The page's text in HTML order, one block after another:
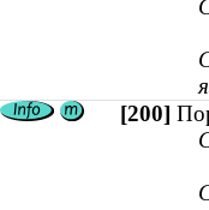
[200]